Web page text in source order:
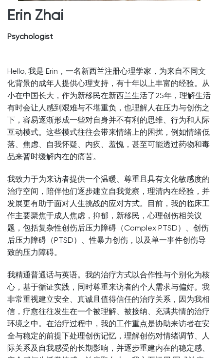
Erin Zhai
Psychologist
Hello, 我是 Erin，一名新西兰注册心理学家，为来自不同文
化背景的成年人提供心理支持，有十年以上丰富的经验。从
小在中国长大，作为新移民在新西兰生活了25年，理解生活
有时会让人感到艰难与不堪重负，也理解人在压力与创伤之
下，容易逐渐形成一些对自身并不有利的思维、行为和人际
互动模式。这些模式往往会带来情绪上的困扰，例如情绪低
落、焦虑、自我怀疑、内疚、羞愧，甚至可能透过药物和毒
品来暂时缓解内在的痛苦。
我致力于为来访者提供一个温暖、尊重且具有文化敏感度的
治疗空间，陪伴他们逐步建立自我觉察，理清内在经验，并
发展更有助于面对人生挑战的应对方式。目前，我的临床工
作主要聚焦于成人焦虑，抑郁，新移民，心理创伤相关议
题，包括复杂性创伤后压力障碍（Complex PTSD）、创伤
后压力障碍（PTSD）、性暴力创伤，以及单一事件创伤导
致的压力障碍。
我精通普通话与英语。我的治疗方式以合作性与个别化为核
心，基于循证实践，同时尊重来访者的个人需求与偏好。我
非常重视建立安全、真诚且值得信任的治疗关系，因为我相
信，疗愈往往发生在一个被理解、被接纳、充满共情的治疗
环境之中。在治疗过程中，我的工作重点是协助来访者在安
全与稳定的前提下处理创伤记忆，理解创伤对情绪调节、人
际关系及自我感受的长期影响，并逐步重建内在的稳定感、